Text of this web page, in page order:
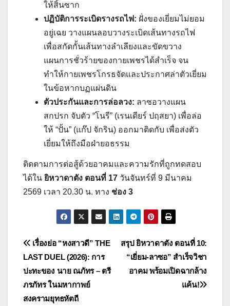
ให้สิ้นซาก
ปฏิบัติการระเบิดรางรถไฟ: ฝั่งของเยี่ยมไม่ยอม
อยู่เฉย วางแผนลอบวางระเบิดเส้นทางรถไฟ
เพื่อสกัดกั้นเส้นทางลำเลียงและขัดขวาง
แผนการชั่วร้ายของกายเพชรได้สำเร็จ จน
ทำให้กายเพชรโกรธจัดและประกาศล่าตัวเยี่ยม
ในข้อหากบฏแผ่นดิน
ตัวประกันและการล่อลวง: ลาซอวางแผน
สกปรก จับตัว “โนรี” (เรนเดียร์ ปฤสยา) เพื่อล่อ
ให้ “ปั้น” (แก๊ป จักริน) ออกมาติดกับ เพื่อส่งตัว
เยี่ยมให้ถึงมือฝ่ายอธรรม
ติดตามการต่อสู้ด้วยอาคมและความรักที่ถูกทดสอบ
ได้ใน ยิหวาดาตัง ตอนที่ 17 วันจันทร์ที่ 9 มีนาคม
2569 เวลา 20.30 น. ทาง ช่อง 3
แนะแนว
เรื่อง
สรุป ยิหวาดาตัง ตอนที่ 10:
“เยี่ยม-ลาซอ” สำเร็จวิชา
อาคม พร้อมเปิดฉากล้าง
แค้น!
เรื่องย่อ “หงสาวดี” THE
LAST DUEL (2026): การ
ปะทะของ นาย ณภัทร – ตรี
ภรภัทร ในมหากาพย์
สงครามยุทธหัตถี